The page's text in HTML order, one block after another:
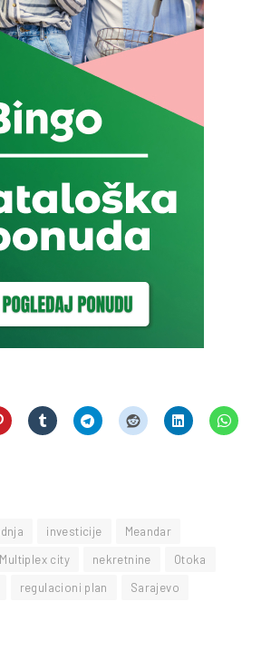
investicije
Meandar
Multiplex city nekretnine
Otoka
regulacioni plan
Sarajevo